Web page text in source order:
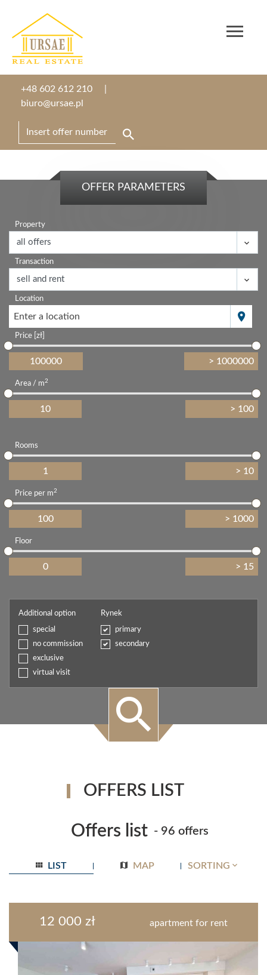
+48 602 612 210
biuro@ursae.pl
OFFER PARAMETERS
Property
Transaction
Location
Enter a location
Price [zł]
Area / m2
Rooms
Price per m2
Floor
Additional option
special
no commission
exclusive
virtual visit
Rynek
primary
secondary
OFFERS LIST
Offers list- 96 offers
LIST MAP SORTING
12 000 zł apartment for rent